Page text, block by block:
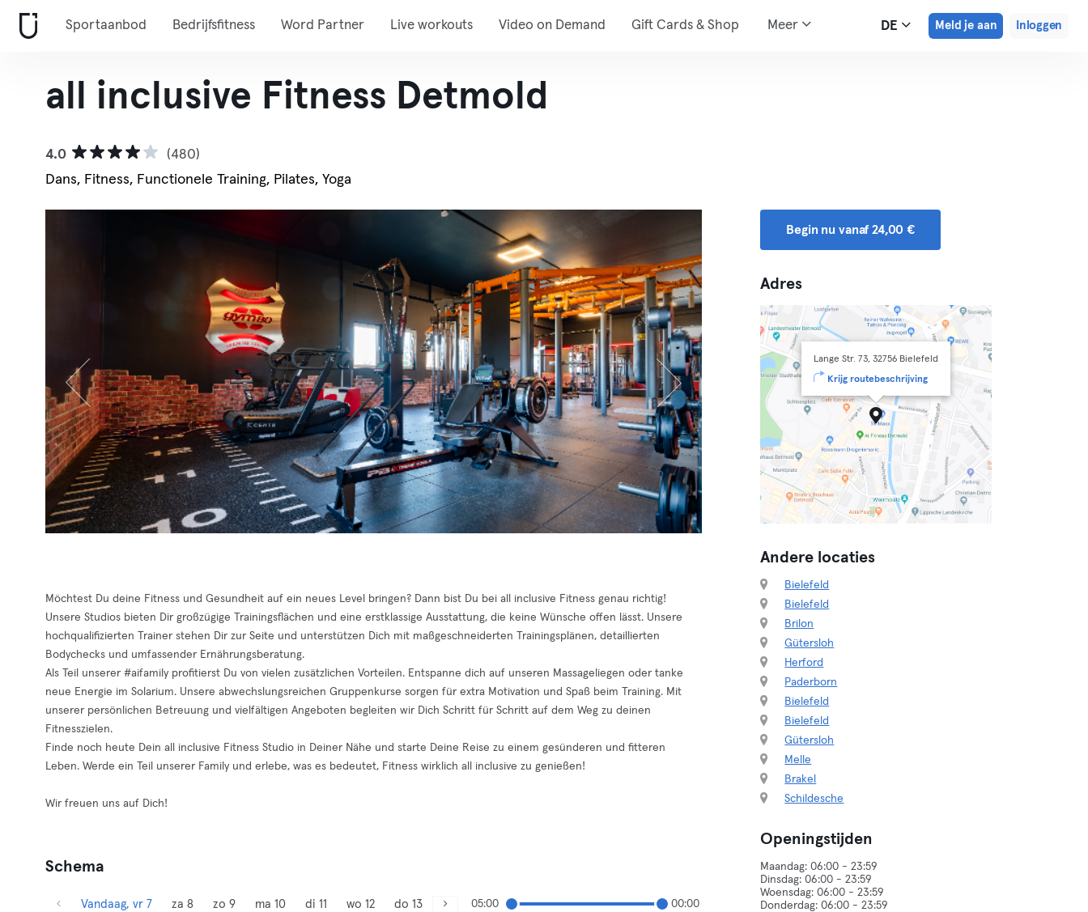
Sportaanbod Bedrijfsfitness Word Partner Live workouts Video on Demand Gift Cards & Shop Meer DE Meld je aan Inloggen
all inclusive Fitness Detmold
4.0
(480)
Dans, Fitness, Functionele Training, Pilates, Yoga
Möchtest Du deine Fitness und Gesundheit auf ein neues Level bringen? Dann bist Du bei all inclusive Fitness genau richtig!
Unsere Studios bieten Dir großzügige Trainingsflächen und eine erstklassige Ausstattung, die keine Wünsche offen lässt. Unsere
hochqualifizierten Trainer stehen Dir zur Seite und unterstützen Dich mit maßgeschneiderten Trainingsplänen, detaillierten
Bodychecks und umfassender Ernährungsberatung.
Als Teil unserer #aifamily profitierst Du von vielen zusätzlichen Vorteilen. Entspanne dich auf unseren Massageliegen oder tanke
neue Energie im Solarium. Unsere abwechslungsreichen Gruppenkurse sorgen für extra Motivation und Spaß beim Training. Mit
unserer persönlichen Betreuung und vielfältigen Angeboten begleiten wir Dich Schritt für Schritt auf dem Weg zu deinen
Fitnesszielen.
Finde noch heute Dein all inclusive Fitness Studio in Deiner Nähe und starte Deine Reise zu einem gesünderen und fitteren
Leben. Werde ein Teil unserer Family und erlebe, was es bedeutet, Fitness wirklich all inclusive zu genießen!
Wir freuen uns auf Dich!
Schema
Vandaag, vr 7 za 8 zo 9 ma 10 di 11 wo 12 do 13 05:00 00:00
Begin nu vanaf 24,00 €
Adres
Lange Str. 73, 32756 Bielefeld
Krijg routebeschrijving
Andere locaties
Bielefeld
Bielefeld
Brilon
Gütersloh
Herford
Paderborn
Bielefeld
Bielefeld
Gütersloh
Melle
Brakel
Schildesche
Openingstijden
Maandag: 06:00 - 23:59
Dinsdag: 06:00 - 23:59
Woensdag: 06:00 - 23:59
Donderdag: 06:00 - 23:59